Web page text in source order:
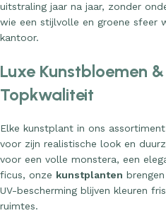
uitstraling jaar na jaar, zonder
wie een stijlvolle en groene sfeer
kantoor.
Luxe Kunstbloemen
Topkwaliteit
Elke kunstplant in ons
voor zijn realistische look en
voor een volle monstera, een
ficus, onze kunstplanten
UV-bescherming blijven kleuren
ruimtes.